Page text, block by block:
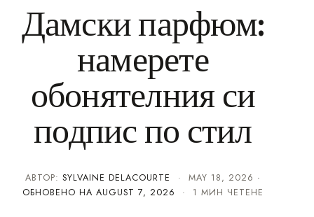
Дамски парфюм:
намерете
обонятелния си
подпис по стил
АВТОР:SYLVAINE DELACOURTE · MAY 18, 2026 ·
ОБНОВЕНО НА AUGUST 7, 2026 · 1 МИН ЧЕТЕНЕ